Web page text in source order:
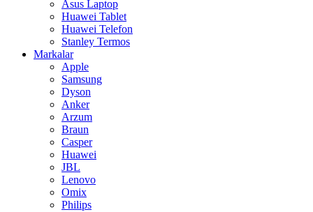
Asus Laptop
Huawei Tablet
Huawei Telefon
Stanley Termos
Markalar
Apple
Samsung
Dyson
Anker
Arzum
Braun
Casper
Huawei
JBL
Lenovo
Omix
Philips